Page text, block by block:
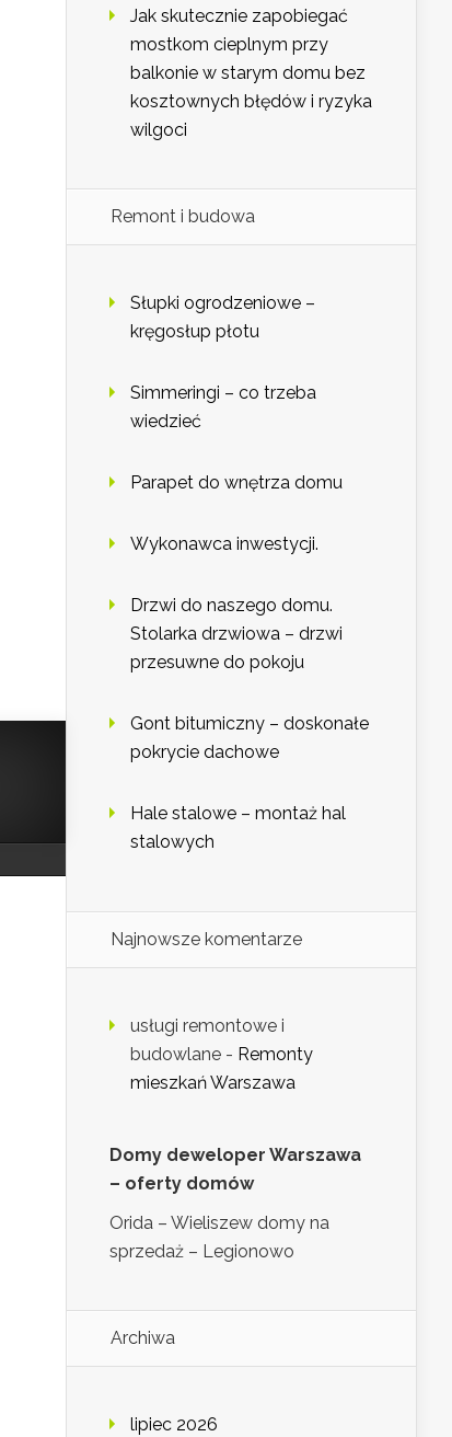
Jak skutecznie zapobiegać
mostkom cieplnym przy
balkonie w starym domu bez
kosztownych błędów i ryzyka
wilgoci
Remont i budowa
Słupki ogrodzeniowe –
kręgosłup płotu
Simmeringi – co trzeba
wiedzieć
Parapet do wnętrza domu
Wykonawca inwestycji.
Drzwi do naszego domu.
Stolarka drzwiowa – drzwi
przesuwne do pokoju
Gont bitumiczny – doskonałe
pokrycie dachowe
Hale stalowe – montaż hal
stalowych
Najnowsze komentarze
usługi remontowe i
budowlane - Remonty
mieszkań Warszawa
Domy deweloper Warszawa
– oferty domów
Orida – Wieliszew domy na
sprzedaż – Legionowo
Archiwa
lipiec 2026